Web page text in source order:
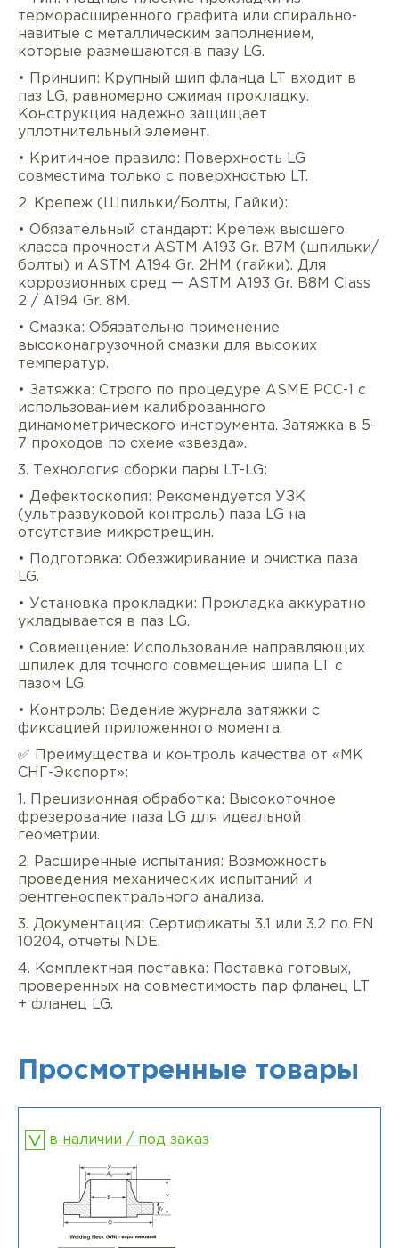
терморасширенного графита или спирально-
навитые с металлическим заполнением,
которые размещаются в пазу LG.
• Принцип: Крупный шип фланца LT входит в
паз LG, равномерно сжимая прокладку.
Конструкция надежно защищает
уплотнительный элемент.
• Критичное правило: Поверхность LG
совместима только с поверхностью LT.
2. Крепеж (Шпильки/Болты, Гайки):
• Обязательный стандарт: Крепеж высшего
класса прочности ASTM A193 Gr. B7M (шпильки/
болты) и ASTM A194 Gr. 2HM (гайки). Для
коррозионных сред — ASTM A193 Gr. B8M Class
2 / A194 Gr. 8M.
• Смазка: Обязательно применение
высоконагрузочной смазки для высоких
температур.
• Затяжка: Строго по процедуре ASME PCC-1 с
использованием калиброванного
динамометрического инструмента. Затяжка в 5-
7 проходов по схеме «звезда».
3. Технология сборки пары LT-LG:
• Дефектоскопия: Рекомендуется УЗК
(ультразвуковой контроль) паза LG на
отсутствие микротрещин.
• Подготовка: Обезжиривание и очистка паза
LG.
• Установка прокладки: Прокладка аккуратно
укладывается в паз LG.
• Совмещение: Использование направляющих
шпилек для точного совмещения шипа LT с
пазом LG.
• Контроль: Ведение журнала затяжки с
фиксацией приложенного момента.
✅ Преимущества и контроль качества от «МК
СНГ-Экспорт»:
1. Прецизионная обработка: Высокоточное
фрезерование паза LG для идеальной
геометрии.
2. Расширенные испытания: Возможность
проведения механических испытаний и
рентгеноспектрального анализа.
3. Документация: Сертификаты 3.1 или 3.2 по EN
10204, отчеты NDE.
4. Комплектная поставка: Поставка готовых,
проверенных на совместимость пар фланец LT
+ фланец LG.
Просмотренные товары
в наличии / под заказ